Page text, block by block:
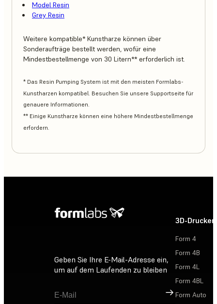
Model Resin
Grey Resin
Weitere kompatible* Kunstharze können über
Sonderaufträge bestellt werden, wofür eine
Mindestbestellmenge von 30 Litern** erforderlich ist.
* Das Resin Pumping System ist mit den meisten Formlabs-
Kunstharzen kompatibel. Besuchen Sie unsere Supportseite für
genauere Informationen.
** Einige Kunstharze können eine höhere Mindestbestellmenge
erfordern.
Geben Sie Ihre E-Mail-Adresse ein,
um auf dem Laufenden zu bleiben
Registrieren
3D-Drucker
Form 4
Form 4B
Form 4L
Form 4BL
Form Auto